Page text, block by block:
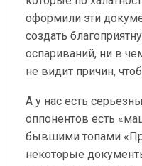
оформили эти
создать
оспариваний, ни в
не видит причин,
А у нас есть
оппонентов есть
бывшими топами
некоторые